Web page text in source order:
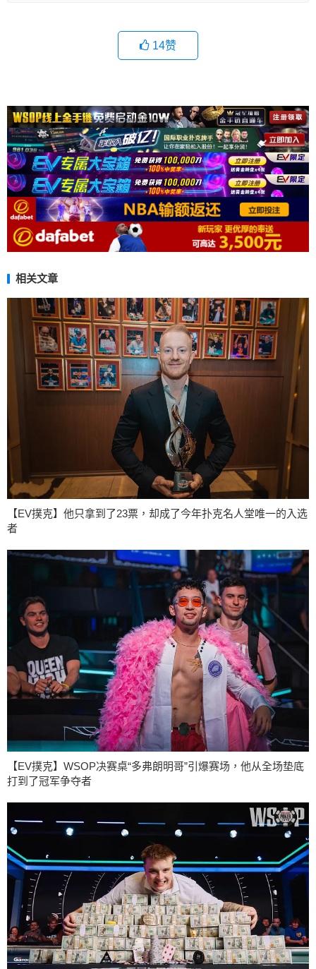
14赞
相关文章
【EV撲克】他只拿到了23票，却成了今年扑克名人堂唯一的入选
者
【EV撲克】WSOP决赛桌“多弗朗明哥”引爆赛场，他从全场垫底
打到了冠军争夺者